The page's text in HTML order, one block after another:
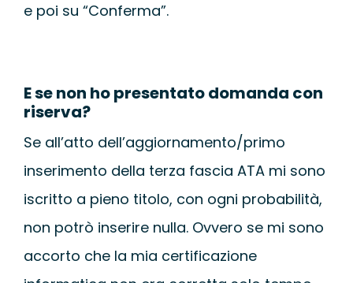
e poi su “Conferma”.
E se non ho presentato domanda con
riserva?
Se all’atto dell’aggiornamento/primo
inserimento della terza fascia ATA mi sono
iscritto a pieno titolo, con ogni probabilità,
non potrò inserire nulla. Ovvero se mi sono
accorto che la mia certificazione